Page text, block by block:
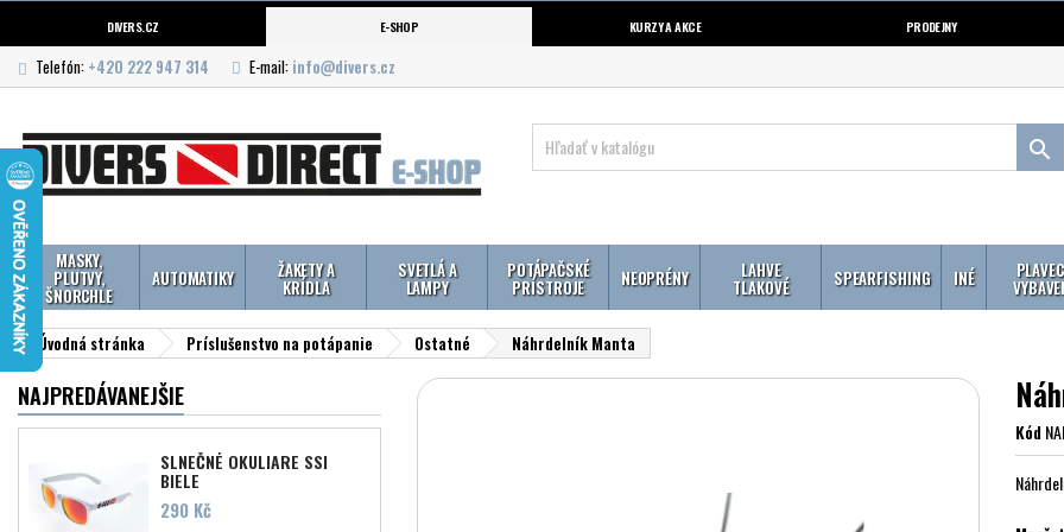
DIVERS.CZ E-SHOP KURZY A AKCE PRODEJNY
Telefón: +420 222 947 314 E-mail: info@divers.cz

MASKY,
PLUTVY,
ŠNORCHLE
AUTOMATIKY ŽAKETY A
KRÍDLA
SVETLÁ A
LAMPY
POTÁPAČSKÉ
PRÍSTROJE NEOPRÉNY LAHVE
TLAKOVÉ SPEARFISHING INÉ
Úvodná stránka Príslušenstvo na potápanie Ostatné Náhrdelník Manta
NAJPREDÁVANEJŠIE
SLNEČNÉ OKULIARE SSI
BIELE
Cena
290 Kč
Kód